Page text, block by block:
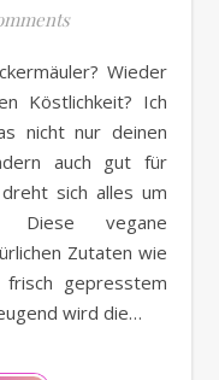
Köstlichkeit? Ich
nicht nur deinen
auch gut für
sich alles um
Diese vegane
Zutaten wie
frisch gepresstem
wird die…